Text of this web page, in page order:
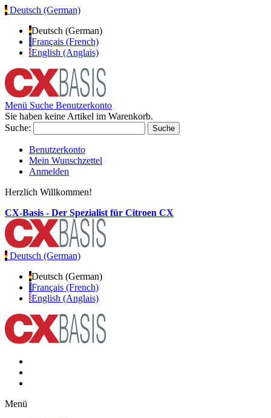
Deutsch (German)
Deutsch (German)
Français (French)
English (Anglais)
Menü Suche Benutzerkonto
Sie haben keine Artikel im Warenkorb.
Suche:
Suche
Benutzerkonto
Mein Wunschzettel
Anmelden
Herzlich Willkommen!
CX-Basis - Der Spezialist für Citroen CX
Deutsch (German)
Deutsch (German)
Français (French)
English (Anglais)
Menü